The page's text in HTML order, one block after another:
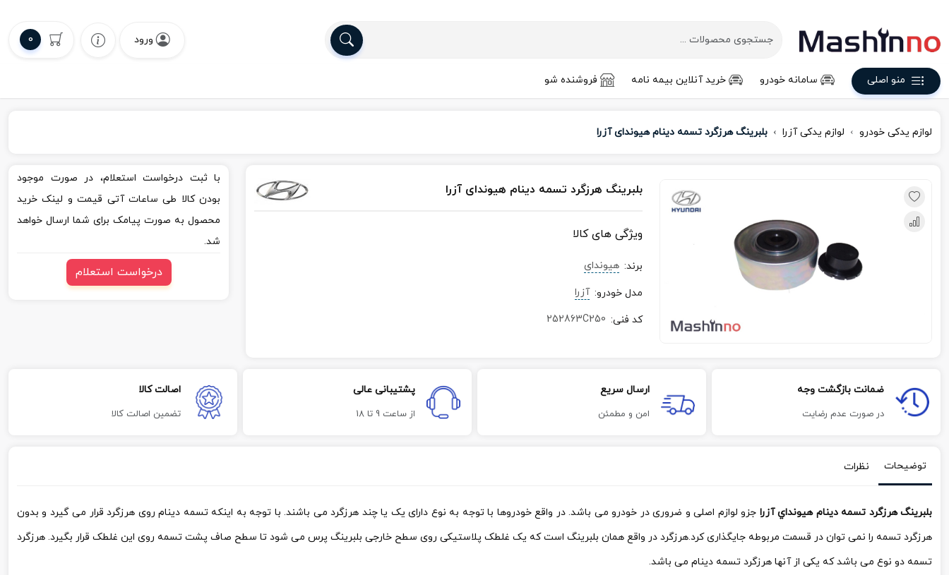
ورود 0
منو اصلی سامانه خودرو خرید آنلاین بیمه نامه فروشنده شو
لوازم یدکی خودرو لوازم یدکی آزرا بلبرینگ هرزگرد تسمه دینام هیوندای آزرا
بلبرینگ هرزگرد تسمه دینام هیوندای آزرا
ویژگی های کالا
برند: هیوندای
مدل خودرو: آزرا
کد فنی:
252863C250
با ثبت درخواست استعلام، در صورت موجود
بودن کالا طی ساعات آتی قیمت و لینک خرید
محصول به صورت پیامک برای شما ارسال خواهد
شد.
درخواست استعلام
ضمانت بازگشت وجه
در صورت عدم رضایت
ارسال سریع
امن و مطمئن
پشتیبانی عالی
از ساعت 9 تا 18
اصالت کالا
تضمین اصالت کالا
توضیحات نظرات
بلبرينگ هرزگرد تسمه دينام هيونداي آزرا جزو لوازم اصلی و ضروری در خودرو می باشد. در واقع خودروها با توجه به نوع دارای یک یا چند هرزگرد می باشند. با توجه به اینکه تسمه دینام روی هرزگرد قرار می گیرد و بدون
هرزگرد تسمه را نمی توان در قسمت مربوطه جایگذاری کرد.هرزگرد در واقع همان بلبرینگ است که یک غلطک پلاستیکی روی سطح خارجی بلبرینگ پرس می شود تا سطح صاف پشت تسمه روی این غلطک قرار بگیرد. هرزگرد
تسمه دو نوع می باشد که یکی از آنها هرزگرد تسمه دینام می باشد.